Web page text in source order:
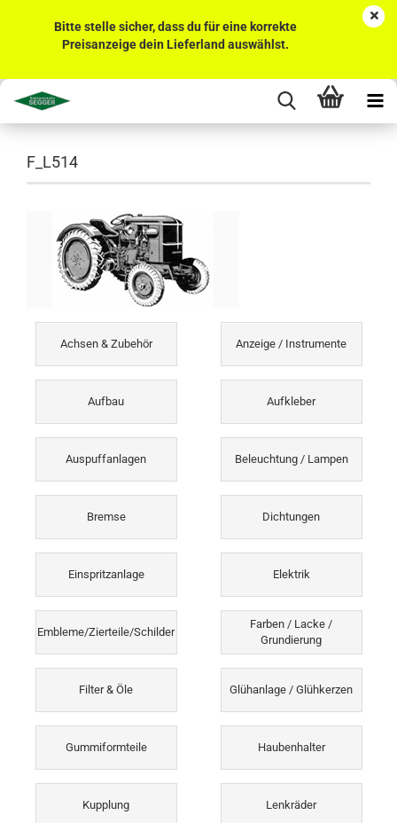
Bitte stelle sicher, dass du für eine korrekte
Preisanzeige dein Lieferland auswählst.
F_L514
Achsen & Zubehör Anzeige / Instrumente
Aufbau Aufkleber
Auspuffanlagen Beleuchtung / Lampen
Bremse Dichtungen
Einspritzanlage Elektrik
Embleme/Zierteile/Schilder
Farben / Lacke /
Grundierung
Filter & Öle Glühanlage / Glühkerzen
Gummiformteile Haubenhalter
Kupplung Lenkräder